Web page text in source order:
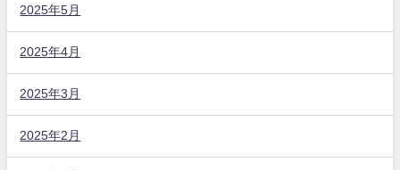
2025年5月
2025年4月
2025年3月
2025年2月